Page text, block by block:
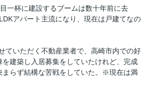
一杯に建設するブームは数十年前に去
アパート主流になり、現在は戸建てなの
ていただく不動産業者で、高崎市内での好
建築し入居募集をしていたけれど、完成
まらず結構な苦戦をしていた。※現在は満